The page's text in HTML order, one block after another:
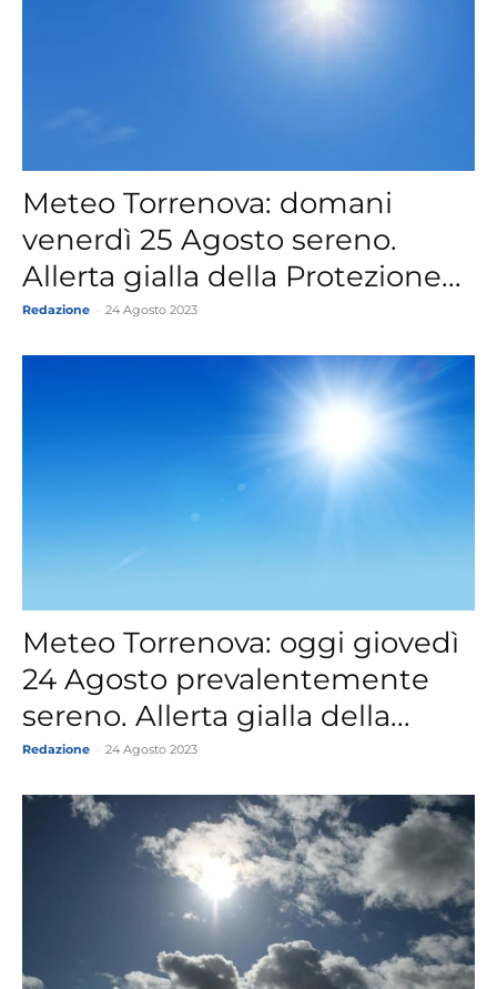
Meteo Torrenova: domani
venerdì 25 Agosto sereno.
Allerta gialla della Protezione...
Redazione 24 Agosto 2023
Meteo Torrenova: oggi giovedì
24 Agosto prevalentemente
sereno. Allerta gialla della...
Redazione 24 Agosto 2023